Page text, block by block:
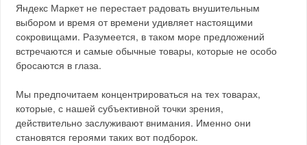
Яндекс Маркет не перестает радовать внушительным
выбором и время от времени удивляет настоящими
сокровищами. Разумеется, в таком море предложений
встречаются и самые обычные товары, которые не особо
бросаются в глаза.
Мы предпочитаем концентрироваться на тех товарах,
которые, с нашей субъективной точки зрения,
действительно заслуживают внимания. Именно они
становятся героями таких вот подборок.